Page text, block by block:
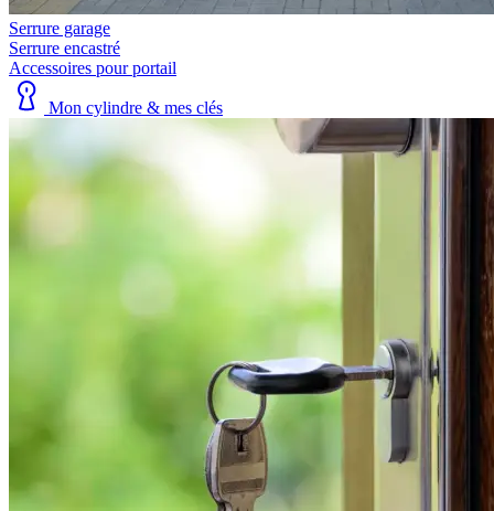
Serrure garage
Serrure encastré
Accessoires pour portail
Mon cylindre & mes clés